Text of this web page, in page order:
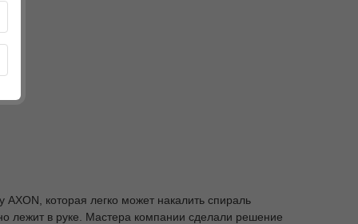
которая легко может накалить спираль
лежит в руке. Мастера компании сделали решение